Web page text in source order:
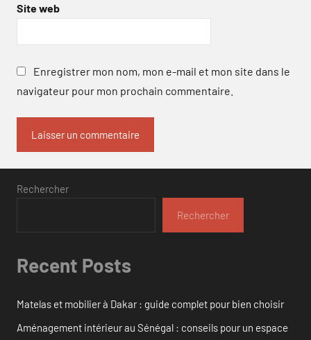
Site web
Enregistrer mon nom, mon e-mail et mon site dans le
navigateur pour mon prochain commentaire.
Rechercher
Rechercher
Recent Posts
Matelas et mobilier à Dakar : guide complet pour bien choisir
Aménagement intérieur au Sénégal : conseils pour un espace